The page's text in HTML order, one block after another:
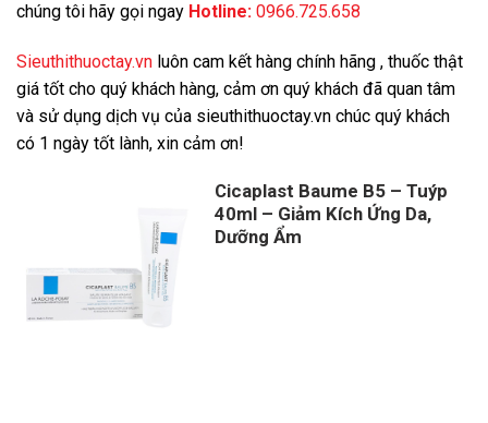
chúng tôi hãy gọi ngay Hotline: 0966.725.658
Sieuthithuoctay.vn luôn cam kết hàng chính hãng , thuốc thật
giá tốt cho quý khách hàng, cảm ơn quý khách đã quan tâm
và sử dụng dịch vụ của sieuthithuoctay.vn chúc quý khách
có 1 ngày tốt lành, xin cảm ơn!
Cicaplast Baume B5 – Tuýp
40ml – Giảm Kích Ứng Da,
Dưỡng Ẩm